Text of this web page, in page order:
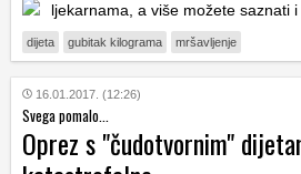
ljekarnama, a više možete saznati i
dijeta gubitak kilograma mršavljenje
16.01.2017. (12:26)
Svega pomalo...
Oprez s "čudotvornim"